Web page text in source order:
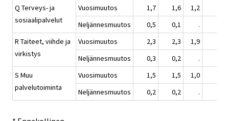
Q Terveys- ja
sosiaalipalvelut
Vuosimuutos 1,7 1,6 1,2
Neljännesmuutos
0,5 0,1 .
R Taiteet, viihde ja
virkistys
Vuosimuutos 2,3 2,3 1,9
Neljännesmuutos
0,3 0,2 .
S Muu
palvelutoiminta
Vuosimuutos 1,5 1,5 1,0
Neljännesmuutos
0,2 0,2 .